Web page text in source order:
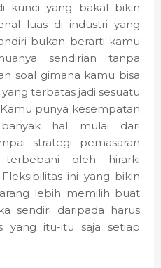
kunci yang bakal bikin
luas di industri yang
bukan berarti kamu
sendirian tanpa
soal gimana kamu bisa
terbatas jadi sesuatu
punya kesempatan
hal mulai dari
strategi pemasaran
oleh hirarki
ini yang bikin
lebih memilih buat
sendiri daripada harus
yang itu-itu saja setiap